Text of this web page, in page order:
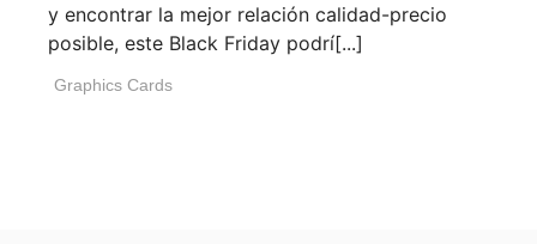
y encontrar la mejor relación calidad-precio
posible, este Black Friday podrí[...]
Graphics Cards